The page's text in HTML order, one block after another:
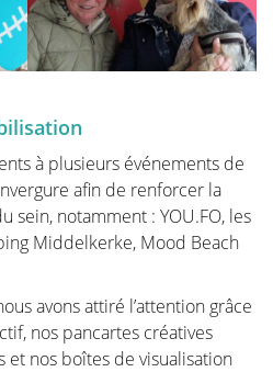
sein
un cancer ont souvent
de récupération.
à plusieurs événements de
afin de renforcer la
sein, notamment : YOU.FO, les
Middelkerke, Mood Beach
avons attiré l’attention grâce
nos pancartes créatives
et nos boîtes de visualisation